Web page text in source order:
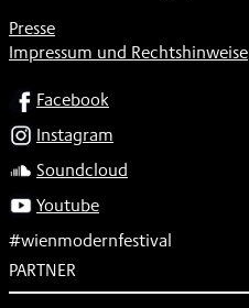
Presse
Impressum und Rechtshinweise
SOCIALFacebook
Instagram
Soundcloud
Youtube
#wienmodernfestival
PARTNER